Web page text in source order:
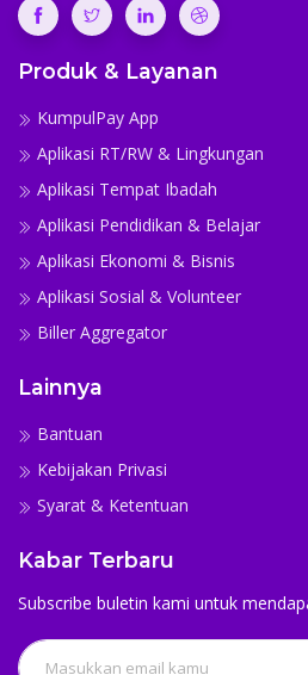
Produk & Layanan
KumpulPay App
Aplikasi RT/RW & Lingkungan
Aplikasi Tempat Ibadah
Aplikasi Pendidikan & Belajar
Aplikasi Ekonomi & Bisnis
Aplikasi Sosial & Volunteer
Biller Aggregator
Lainnya
Bantuan
Kebijakan Privasi
Syarat & Ketentuan
Kabar Terbaru
Subscribe buletin kami untuk